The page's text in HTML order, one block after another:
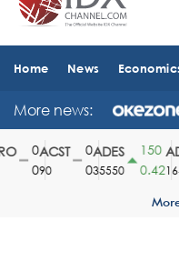
Home News
More news:
ACST
90
ADES
35550
150
0.42164